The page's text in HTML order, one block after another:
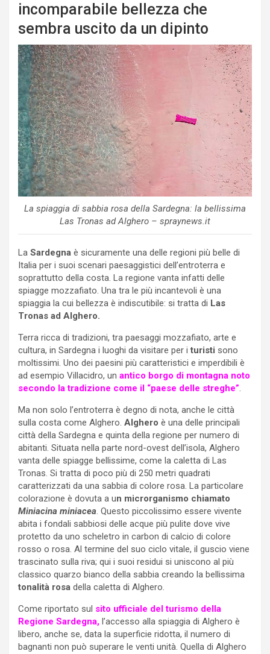
incomparabile bellezza che
sembra uscito da un dipinto
La spiaggia di sabbia rosa della Sardegna: la bellissima
Las Tronas ad Alghero – spraynews.it
La Sardegna è sicuramente una delle regioni più belle di
Italia per i suoi scenari paesaggistici dell’entroterra e
soprattutto della costa. La regione vanta infatti delle
spiagge mozzafiato. Una tra le più incantevoli è una
spiaggia la cui bellezza è indiscutibile: si tratta di Las
Tronas ad Alghero.
Terra ricca di tradizioni, tra paesaggi mozzafiato, arte e
cultura, in Sardegna i luoghi da visitare per ituristi sono
moltissimi. Uno dei paesini più caratteristici e imperdibili è
ad esempio Villacidro, un antico borgo di montagna noto
secondo la tradizione come il “paese delle streghe”.
Ma non solo l’entroterra è degno di nota, anche le città
sulla costa come Alghero. Alghero è una delle principali
città della Sardegna e quinta della regione per numero di
abitanti. Situata nella parte nord-ovest dell’isola, Alghero
vanta delle spiagge bellissime, come la caletta di Las
Tronas. Si tratta di poco più di 250 metri quadrati
caratterizzati da una sabbia di colore rosa. La particolare
colorazione è dovuta a un microrganismo chiamato
Miniacina miniacea. Questo piccolissimo essere vivente
abita i fondali sabbiosi delle acque più pulite dove vive
protetto da uno scheletro in carbon di calcio di colore
rosso o rosa. Al termine del suo ciclo vitale, il guscio viene
trascinato sulla riva; qui i suoi residui si uniscono al più
classico quarzo bianco della sabbia creando la bellissima
tonalità rosa della caletta di Alghero.
Come riportato sul sito ufficiale del turismo della
Regione Sardegna, l’accesso alla spiaggia di Alghero è
libero, anche se, data la superficie ridotta, il numero di
bagnanti non può superare le venti unità. Quella di Alghero